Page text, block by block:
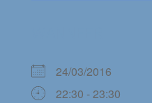
24/03/2016
22:30 - 23:30